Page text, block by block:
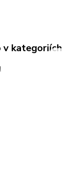
v kategoriích